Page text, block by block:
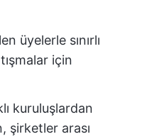
üyelerle sınırlı
için
kuruluşlardan
şirketler arası